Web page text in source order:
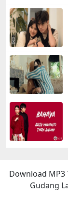
Download MP3
Gudang